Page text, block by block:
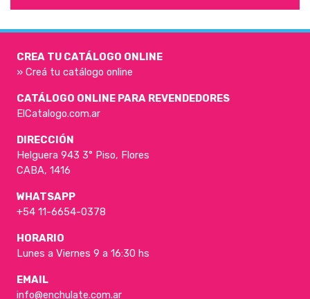
CREA TU CATÁLOGO ONLINE
» Creá tu catálogo online
CATÁLOGO ONLINE PARA REVENDEDORES
ElCatalogo.com.ar
DIRECCIÓN
Helguera 943 3° Piso, Flores
CABA, 1416
WHATSAPP
+54 11-6654-0378
HORARIO
Lunes a Viernes 9 a 16:30 hs
EMAIL
info@enchulate.com.ar